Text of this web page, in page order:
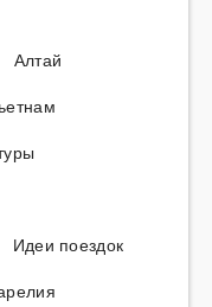
Алтай
Идеи поездок